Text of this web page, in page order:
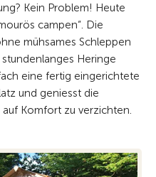
Kein Problem! Heute
campen“. Die
mühsames Schleppen
Heringe
eine fertig eingerichtete
und geniesst die
Komfort zu verzichten.